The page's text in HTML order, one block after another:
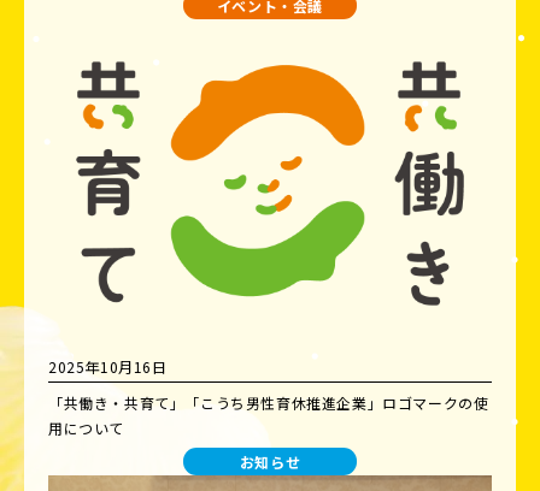
イベント・会議
2025年10月16日
「共働き・共育て」「こうち男性育休推進企業」ロゴマークの使
用について
お知らせ